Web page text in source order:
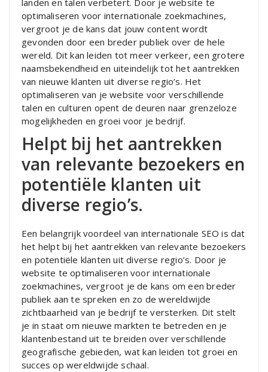
landen en talen verbetert. Door je website te
optimaliseren voor internationale zoekmachines,
vergroot je de kans dat jouw content wordt
gevonden door een breder publiek over de hele
wereld. Dit kan leiden tot meer verkeer, een grotere
naamsbekendheid en uiteindelijk tot het aantrekken
van nieuwe klanten uit diverse regio’s. Het
optimaliseren van je website voor verschillende
talen en culturen opent de deuren naar grenzeloze
mogelijkheden en groei voor je bedrijf.
Helpt bij het aantrekken
van relevante bezoekers en
potentiële klanten uit
diverse regio’s.
Een belangrijk voordeel van internationale SEO is dat
het helpt bij het aantrekken van relevante bezoekers
en potentiële klanten uit diverse regio’s. Door je
website te optimaliseren voor internationale
zoekmachines, vergroot je de kans om een breder
publiek aan te spreken en zo de wereldwijde
zichtbaarheid van je bedrijf te versterken. Dit stelt
je in staat om nieuwe markten te betreden en je
klantenbestand uit te breiden over verschillende
geografische gebieden, wat kan leiden tot groei en
succes op wereldwijde schaal.